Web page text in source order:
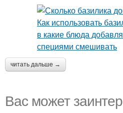
читать дальше →
Вас может